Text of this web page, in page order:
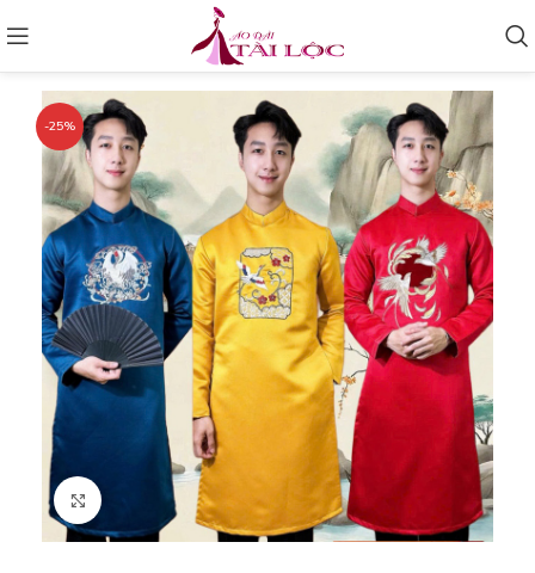
-25%
Click to enlarge